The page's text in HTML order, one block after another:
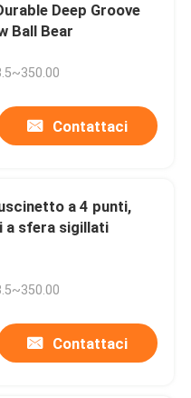
Deep Groove
Ball Bear
Contattaci
a 4 punti,
a sfera sigillati
Contattaci